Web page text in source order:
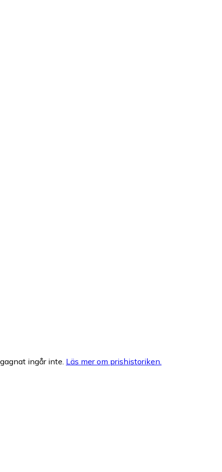
ingår inte. Läs mer om prishistoriken.